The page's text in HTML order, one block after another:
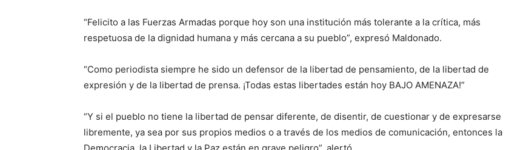
“Felicito a las Fuerzas Armadas porque hoy son una institución más tolerante a la crítica, más
respetuosa de la dignidad humana y más cercana a su pueblo”, expresó Maldonado.
“Como periodista siempre he sido un defensor de la libertad de pensamiento, de la libertad de
expresión y de la libertad de prensa. ¡Todas estas libertades están hoy BAJO AMENAZA!”
“Y si el pueblo no tiene la libertad de pensar diferente, de disentir, de cuestionar y de expresarse
libremente, ya sea por sus propios medios o a través de los medios de comunicación, entonces la